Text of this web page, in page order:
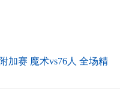
加赛 魔术vs76人 全场精